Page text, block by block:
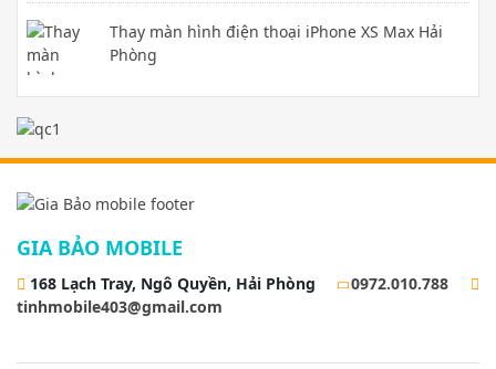
Thay màn hình điện thoại iPhone XS Max Hải
Phòng
GIA BẢO MOBILE
168 Lạch Tray, Ngô Quyền, Hải Phòng
0972.010.788
tinhmobile403@gmail.com